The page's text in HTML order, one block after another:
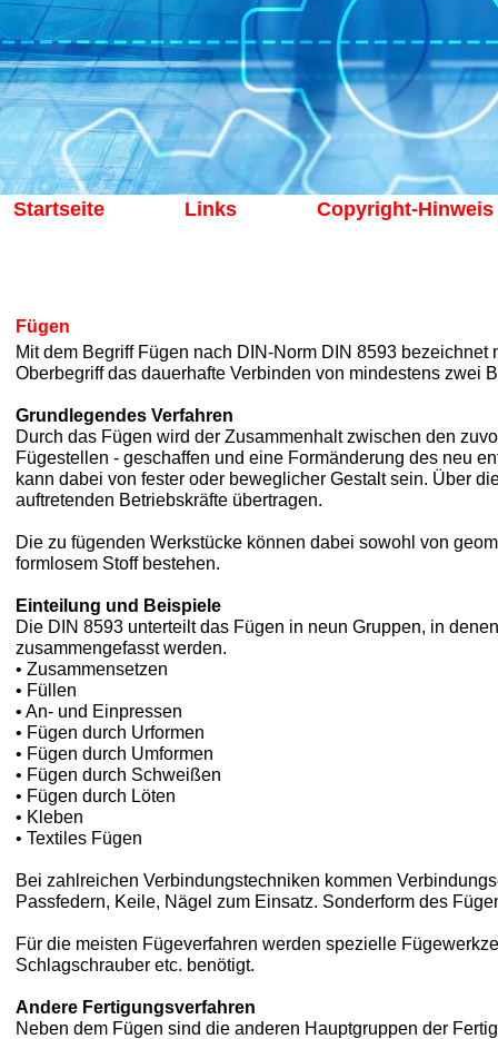
Fügen
Mit dem Begriff Fügen nach DIN-Norm DIN 8593
Oberbegriff das dauerhafte Verbinden von mindestens zwei
Grundlegendes Verfahren
Durch das Fügen wird der Zusammenhalt zwischen den
Fügestellen - geschaffen und eine Formänderung des neu
kann dabei von fester oder beweglicher Gestalt sein. Über
auftretenden Betriebskräfte übertragen.
Die zu fügenden Werkstücke können dabei sowohl von
formlosem Stoff bestehen.
Einteilung und Beispiele
Die DIN 8593 unterteilt das Fügen in neun Gruppen, in
zusammengefasst werden.
• Zusammensetzen
• Füllen
• An- und Einpressen
• Fügen durch Urformen
• Fügen durch Umformen
• Fügen durch Schweißen
• Fügen durch Löten
• Kleben
• Textiles Fügen
Bei zahlreichen Verbindungstechniken kommen
Passfedern, Keile, Nägel zum Einsatz. Sonderform des
Für die meisten Fügeverfahren werden spezielle
Schlagschrauber etc. benötigt.
Andere Fertigungsverfahren
Neben dem Fügen sind die anderen Hauptgruppen der
Startseite Links Copyright-Hinweis